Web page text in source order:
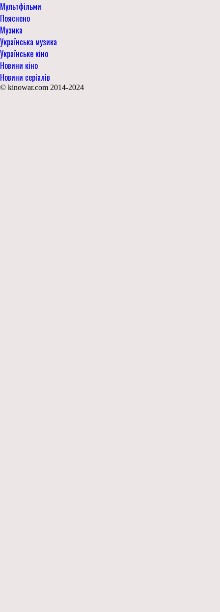
Мультфільми
Пояснено
Музика
Українська музика
Українське кіно
Новини кіно
Новини серіалів
© kinowar.com 2014-2024